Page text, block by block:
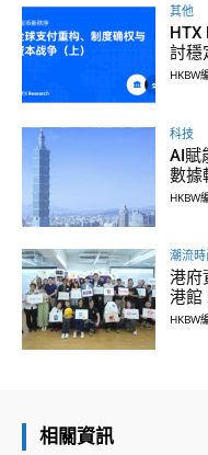
其他
HTX
討穩
HKBW
科技
AI賦
數據
HKBW
潮流時
港府
港館
HKBW
相關資訊